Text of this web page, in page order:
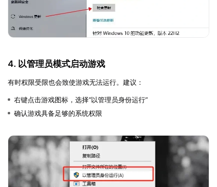
4. 以管理员模式启动游戏
有时权限受限也会致使游戏无法运行。建议：
右键点击游戏图标，选择“以管理员身份运行”
确认游戏具备足够的系统权限